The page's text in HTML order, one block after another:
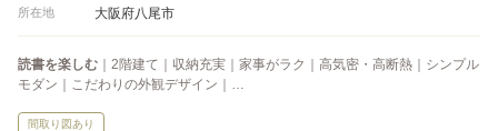
所在地 大阪府八尾市
読書を楽しむ ｜2階建て｜収納充実｜家事がラク｜高気密・高断熱｜シンプル
モダン｜こだわりの外観デザイン｜…
間取り図あり